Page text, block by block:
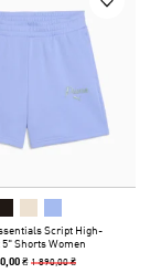
Script High-
Shorts Women
₴1 890,00 ₴